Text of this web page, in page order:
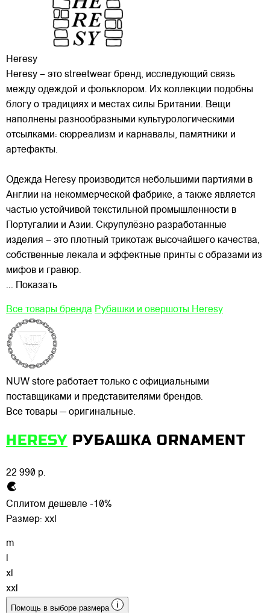
Heresy
Heresy – это streetwear бренд, исследующий связь
между одеждой и фольклором. Их коллекции подобны
блогу о традициях и местах силы Британии. Вещи
наполнены разнообразными культурологическими
отсылками: сюрреализм и карнавалы, памятники и
артефакты.
Одежда Heresy производится небольшими партиями в
Англии на некоммерческой фабрике, а также является
частью устойчивой текстильной промышленности в
Португалии и Азии. Скрупулёзно разработанные
изделия – это плотный трикотаж высочайшего качества,
собственные лекала и эффектные принты с образами из
мифов и гравюр.
... Показать
Все товары бренда Рубашки и овершоты Heresy
NUW store работает только с официальными
поставщиками и представителями брендов.
Все товары — оригинальные.
HERESY РУБАШКА ORNAMENT
22 990 р.
Сплитом дешевле -10%
Размер: xxl
m
xl
xxl
Помощь в выборе размера